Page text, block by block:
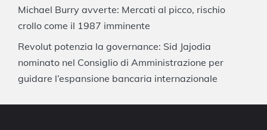
Michael Burry avverte: Mercati al picco, rischio
crollo come il 1987 imminente
Revolut potenzia la governance: Sid Jajodia
nominato nel Consiglio di Amministrazione per
guidare l’espansione bancaria internazionale